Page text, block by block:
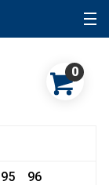
0
95 96